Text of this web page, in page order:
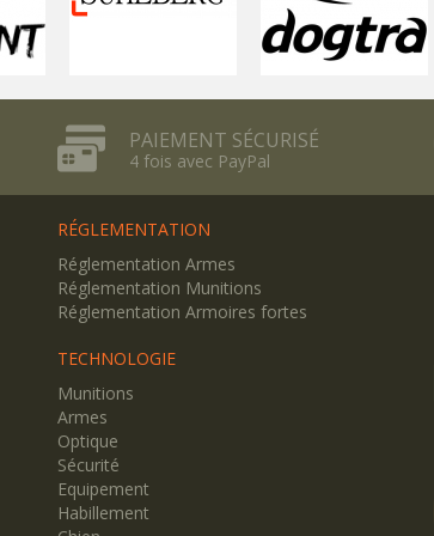
PAIEMENT SÉCURISÉ
4 fois avec PayPal
RÉGLEMENTATION
Réglementation Armes
Réglementation Munitions
Réglementation Armoires fortes
TECHNOLOGIE
Munitions
Armes
Optique
Sécurité
Equipement
Habillement